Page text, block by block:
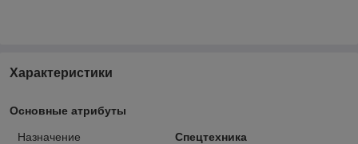
Характеристики
Основные атрибуты
Назначение
Спецтехника